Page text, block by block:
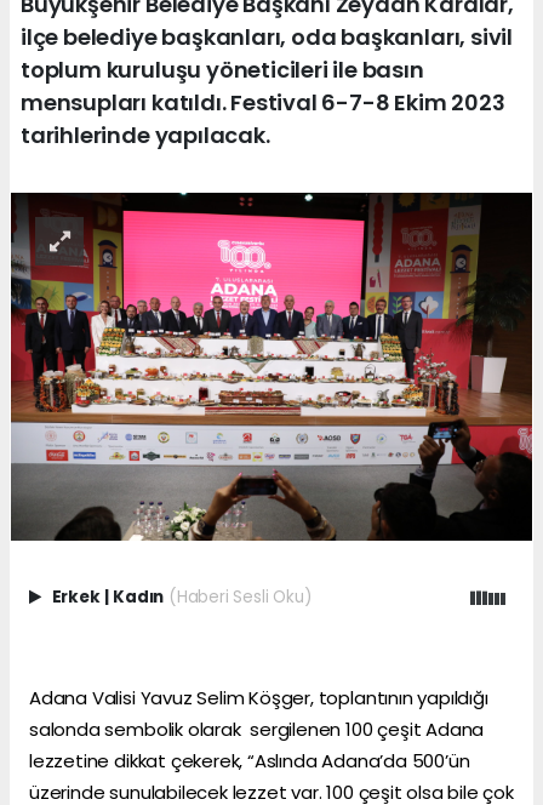
ilçe belediye başkanları, oda başkanları, sivil
toplum kuruluşu yöneticileri ile basın
mensupları katıldı. Festival 6-7-8 Ekim 2023
tarihlerinde yapılacak.
Erkek | Kadın (Haberi Sesli Oku)
Adana Valisi Yavuz Selim Köşger, toplantının yapıldığı
salonda sembolik olarak sergilenen 100 çeşit Adana
lezzetine dikkat çekerek, “Aslında Adana’da 500’ün
üzerinde sunulabilecek lezzet var. 100 çeşit olsa bile çok